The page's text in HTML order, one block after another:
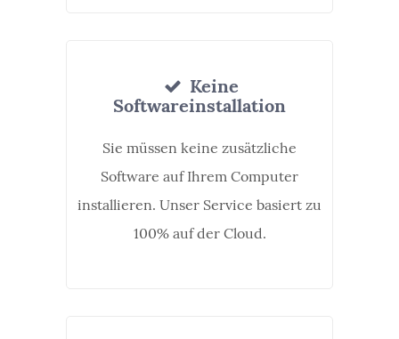
Keine
Softwareinstallation
Sie müssen keine zusätzliche
Software auf Ihrem Computer
installieren. Unser Service basiert zu
100% auf der Cloud.